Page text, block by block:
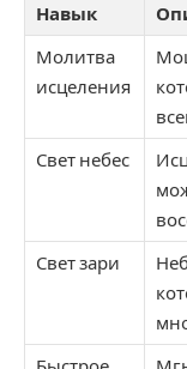
Навык
Молитва
исцеления
Свет небес
Свет зари